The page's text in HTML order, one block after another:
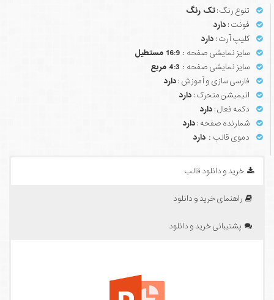
تنوع رنگ :تک رنگ
فونت : دارد
کلیپ آرت : دارد
سایز نمایشی صفحه : 16:9 مستطیل
سایز نمایشی صفحه : 4:3 مربع
فارسی سازی و آموزش : دارد
انیمیشن متحرک : دارد
دکمه فعال : دارد
شمارنده صفحه : دارد
دموی قالب : دارد
خرید و دانلود قالب
راهنمای خرید و دانلود
پشتیبانی خرید و دانلود